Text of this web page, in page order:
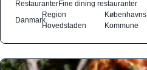
RestauranterFine dining restauranter
Danmark
Region
Hovedstaden
Københavns
Kommune